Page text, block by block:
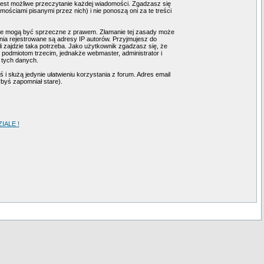
możliwe przeczytanie każdej wiadomości. Zgadzasz się
pisanymi przez nich) i nie ponoszą oni za te treści
być sprzeczne z prawem. Złamanie tej zasady może
rejestrowane są adresy IP autorów. Przyjmujesz do
zajdzie taka potrzeba. Jako użytkownik zgadzasz się, że
trzecim, jednakże webmaster, administrator i
danych.
jedynie ułatwieniu korzystania z forum. Adres email
zapomniał stare).
!